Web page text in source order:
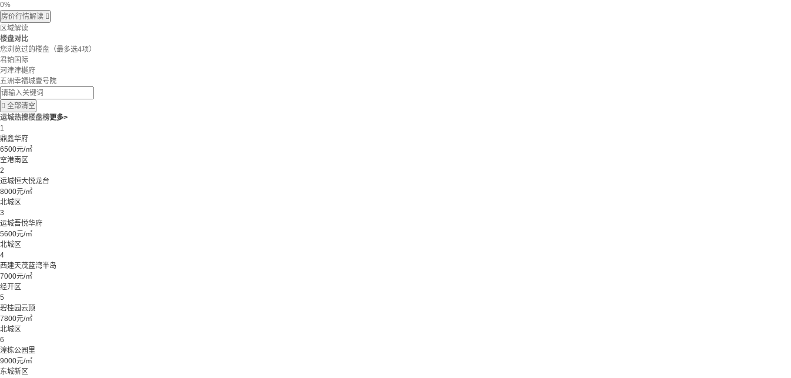
0%
房价行情解读 
区域解读
楼盘对比
您浏览过的楼盘 （最多选4项）
君铂国际
河津津樾府
五洲幸福城壹号院
 全部清空
运城热搜楼盘榜更多>
1
鼎鑫华府
6500元/㎡
空港南区
2
运城恒大悦龙台
8000元/㎡
北城区
3
运城吾悦华府
5600元/㎡
北城区
4
西建天茂蓝湾半岛
7000元/㎡
经开区
5
碧桂园云顶
7800元/㎡
北城区
6
湟栋公园里
9000元/㎡
东城新区